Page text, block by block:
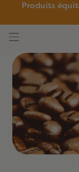
Produits